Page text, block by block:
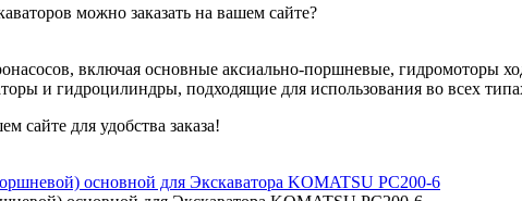
можно заказать на вашем сайте?
включая основные аксиально-поршневые, гидромоторы
и гидроцилиндры, подходящие для использования во всех
сайте для удобства заказа!